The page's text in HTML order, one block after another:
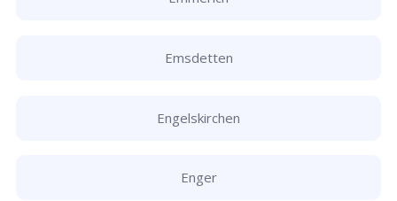
Emsdetten
Engelskirchen
Enger